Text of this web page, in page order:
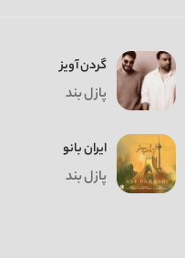
گردن آویز
پازل بند
ایران بانو
پازل بند